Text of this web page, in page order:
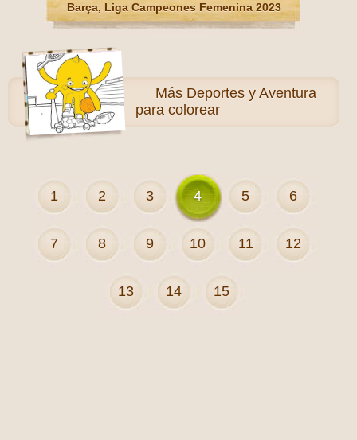
Barça, Liga Campeones Femenina 2023
Más Deportes y Aventura
para colorear
1 2 3 4 5 6
7 8 9 10 11 12
13 14 15